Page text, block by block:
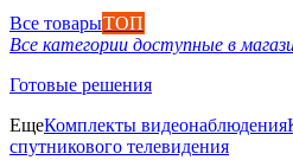
Все товарыТОП
Все категории доступные в
Готовые решения
ЕщеКомплекты видеонаблюдения
спутникового телевидения